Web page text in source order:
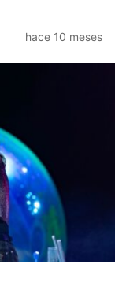
hace 10 meses